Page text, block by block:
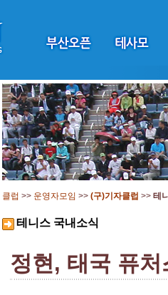
클럽 >> 운영자모임 >> (구)기자클럽 >> 테
테니스 국내소식
정현, 태국 퓨